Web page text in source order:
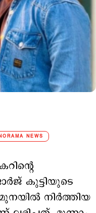
NEWS
കുട്ടിയുടെ
നിര്‍ത്തിയ